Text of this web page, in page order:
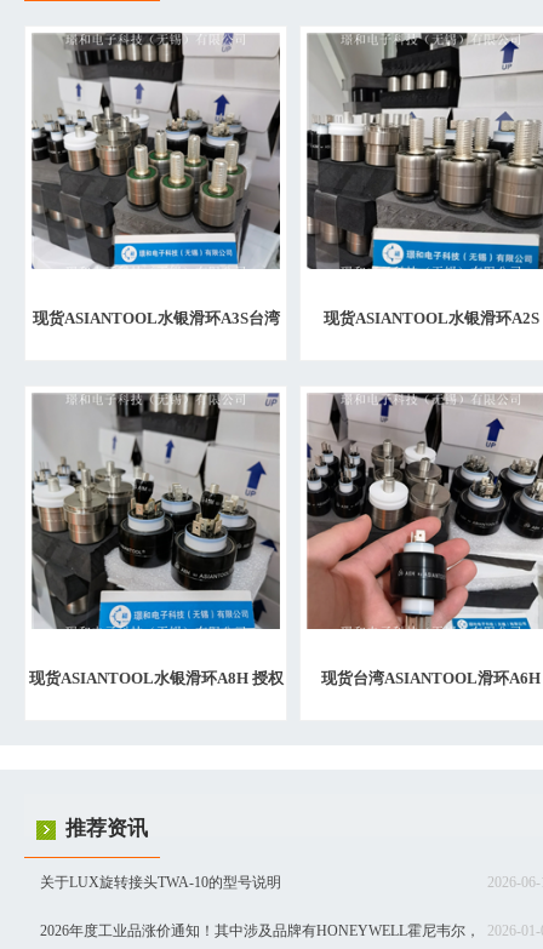
现货ASIANTOOL水银滑环A3S台湾 现货ASIANTOOL水银滑环A2S
现货ASIANTOOL水银滑环A8H 授权 现货台湾ASIANTOOL滑环A6H
推荐资讯
2026-06-
关于LUX旋转接头TWA-10的型号说明
2026-01-
2026年度工业品涨价通知！其中涉及品牌有HONEYWELL霍尼韦尔，